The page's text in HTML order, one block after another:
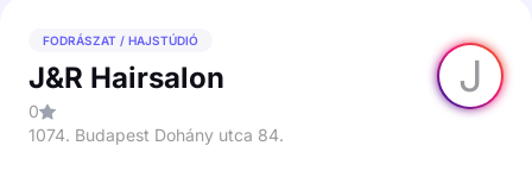
J
FODRÁSZAT / HAJSTÚDIÓ
J&R Hairsalon
0
1074. Budapest Dohány utca 84.